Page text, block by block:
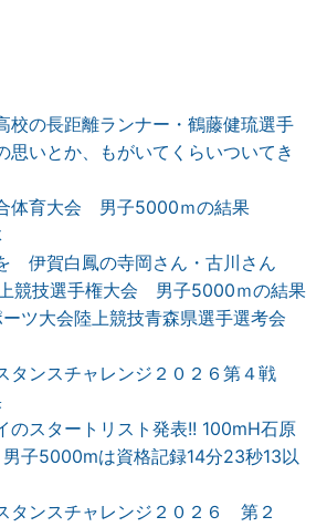
校の長距離ランナー・鶴藤健琉選手
思いとか、もがいてくらいついてき
体育大会 男子5000ｍの結果
伊賀白鳳の寺岡さん・古川さん
競技選手権大会 男子5000ｍの結果
ーツ大会陸上競技青森県選手選考会
タンスチャレンジ２０２６第４戦
のスタートリスト発表!! 100mH石原
子5000mは資格記録14分23秒13以
タンスチャレンジ２０２６ 第２